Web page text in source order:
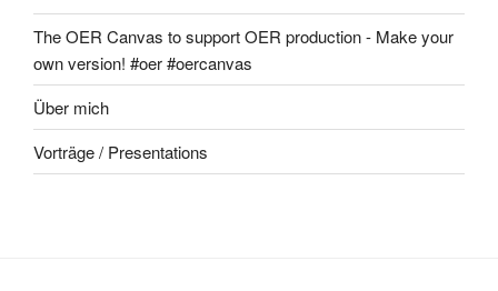
The OER Canvas to support OER production - Make your
own version! #oer #oercanvas
Über mich
Vorträge / Presentations